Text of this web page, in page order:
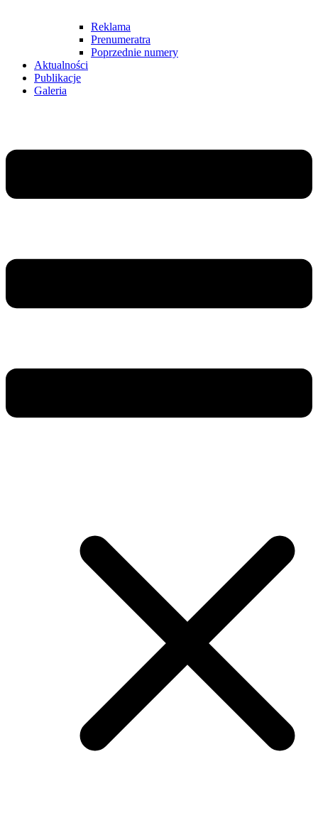
Reklama
Prenumeratra
Poprzednie numery
Aktualności
Publikacje
Galeria